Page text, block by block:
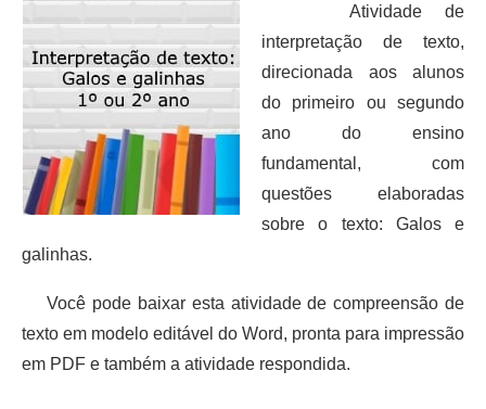
Atividade de
interpretação de texto,
direcionada aos alunos
do primeiro ou segundo
ano do ensino
fundamental, com
questões elaboradas
sobre o texto: Galos e
galinhas.
Você pode baixar esta atividade de compreensão de
texto em modelo editável do Word, pronta para impressão
em PDF e também a atividade respondida.